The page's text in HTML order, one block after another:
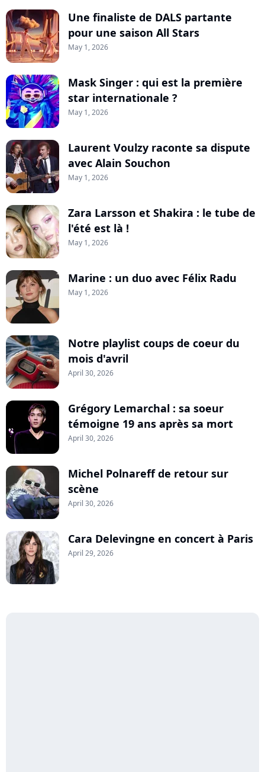
Une finaliste de DALS partante
pour une saison All Stars
May 1, 2026
Mask Singer : qui est la première
star internationale ?
May 1, 2026
Laurent Voulzy raconte sa dispute
avec Alain Souchon
May 1, 2026
Zara Larsson et Shakira : le tube de
l'été est là !
May 1, 2026
Marine : un duo avec Félix Radu
May 1, 2026
Notre playlist coups de coeur du
mois d'avril
April 30, 2026
Grégory Lemarchal : sa soeur
témoigne 19 ans après sa mort
April 30, 2026
Michel Polnareff de retour sur
scène
April 30, 2026
Cara Delevingne en concert à Paris
April 29, 2026